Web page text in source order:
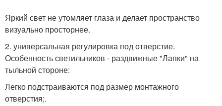
Яркий свет не утомляет глаза и делает пространство
визуально просторнее.
2. универсальная регулировка под отверстие.
Особенность светильников - раздвижные "Лапки" на
тыльной стороне:
Легко подстраиваются под размер монтажного
отверстия;.